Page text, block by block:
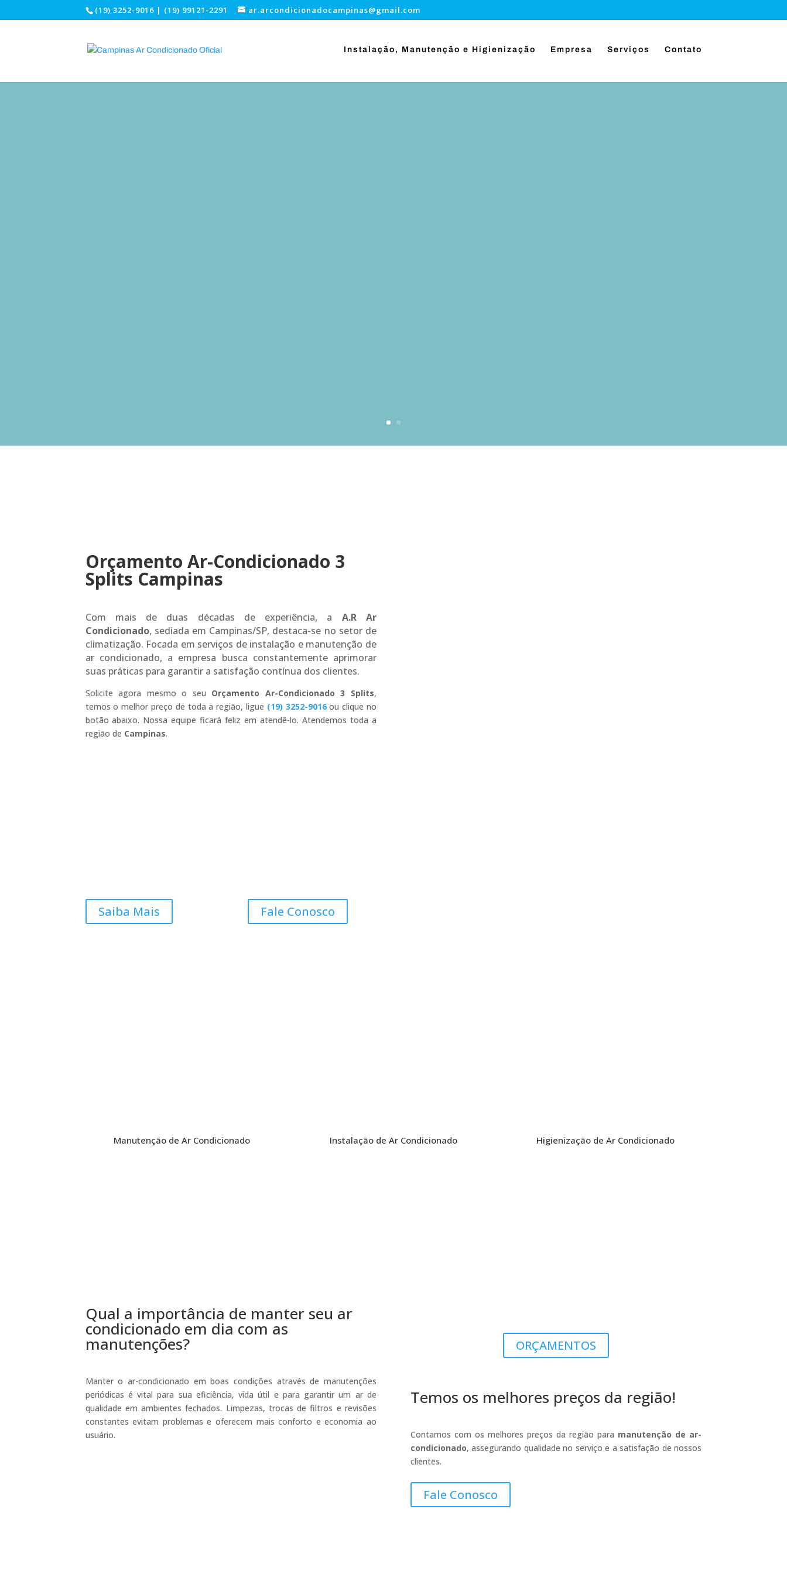
(19) 3252-9016 | (19) 99121-2291 ar.arcondicionadocampinas@gmail.com
Instalação, Manutenção e Higienização Empresa Serviços Contato
Orçamento Ar-Condicionado 3
Splits Campinas
Com mais de duas décadas de experiência, a A.R Ar
Condicionado, sediada em Campinas/SP, destaca-se no setor de
climatização. Focada em serviços de instalação e manutenção de
ar condicionado, a empresa busca constantemente aprimorar
suas práticas para garantir a satisfação contínua dos clientes.
Solicite agora mesmo o seu Orçamento Ar-Condicionado 3 Splits,
temos o melhor preço de toda a região, ligue (19) 3252-9016ou clique no
botão abaixo. Nossa equipe ficará feliz em atendê-lo. Atendemos toda a
região de Campinas.
Saiba Mais Fale Conosco
Manutenção de Ar Condicionado Instalação de Ar Condicionado Higienização de Ar Condicionado
Qual a importância de manter seu ar
condicionado em dia com as
manutenções?
Manter o ar-condicionado em boas condições através de manutenções
periódicas é vital para sua eficiência, vida útil e para garantir um ar de
qualidade em ambientes fechados. Limpezas, trocas de filtros e revisões
constantes evitam problemas e oferecem mais conforto e economia ao
usuário.
ORÇAMENTOS
Temos os melhores preços da região!
Contamos com os melhores preços da região para manutenção de ar-
condicionado, assegurando qualidade no serviço e a satisfação de nossos
clientes.
Fale Conosco